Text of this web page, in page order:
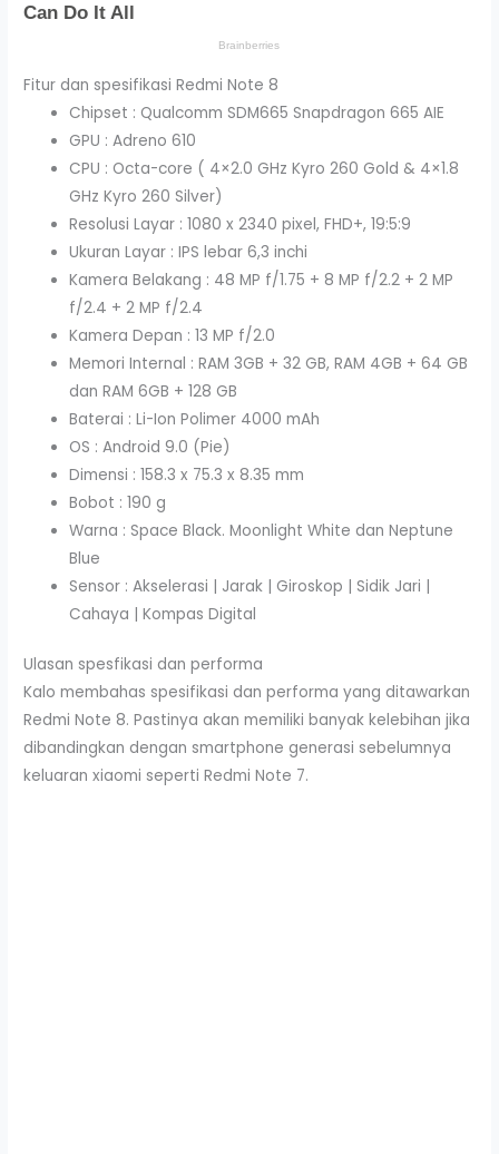
Fitur dan spesifikasi Redmi Note 8
Chipset : Qualcomm SDM665 Snapdragon 665 AIE
GPU : Adreno 610
CPU : Octa-core ( 4×2.0 GHz Kyro 260 Gold & 4×1.8
GHz Kyro 260 Silver)
Resolusi Layar : 1080 x 2340 pixel, FHD+, 19:5:9
Ukuran Layar : IPS lebar 6,3 inchi
Kamera Belakang : 48 MP f/1.75 + 8 MP f/2.2 + 2 MP
f/2.4 + 2 MP f/2.4
Kamera Depan : 13 MP f/2.0
Memori Internal : RAM 3GB + 32 GB, RAM 4GB + 64 GB
dan RAM 6GB + 128 GB
Baterai : Li-Ion Polimer 4000 mAh
OS : Android 9.0 (Pie)
Dimensi : 158.3 x 75.3 x 8.35 mm
Bobot : 190 g
Warna : Space Black. Moonlight White dan Neptune
Blue
Sensor : Akselerasi | Jarak | Giroskop | Sidik Jari |
Cahaya | Kompas Digital
Ulasan spesfikasi dan performa
Kalo membahas spesifikasi dan performa yang ditawarkan
Redmi Note 8. Pastinya akan memiliki banyak kelebihan jika
dibandingkan dengan smartphone generasi sebelumnya
keluaran xiaomi seperti Redmi Note 7.